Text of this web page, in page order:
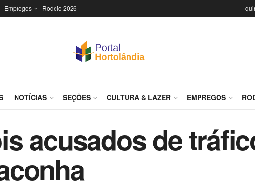
Empregos Rodeio 2026
NOTÍCIAS SEÇÕES CULTURA & LAZER EMPREGOS
acusados de